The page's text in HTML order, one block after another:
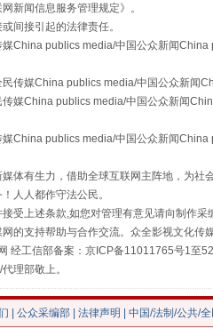
走近一线检
网新闻信息服务管理规定》。
间接引起的法律责任。
China publics media/中国公众新闻
传媒China publics media/中国公众新
媒China publics media/中国公众新闻
China publics media/中国公众新闻
体有生力，借助全球互联网主阵地，为
人人都作守法公民。
受上述条款,如您对管理有意见请向制作
的支持帮助与合作交流。众全影视文化传
经工信部备案：京ICP备11011765号1至
理部敬上。
公众采编部 法律声明 | 中国/法制/公共/